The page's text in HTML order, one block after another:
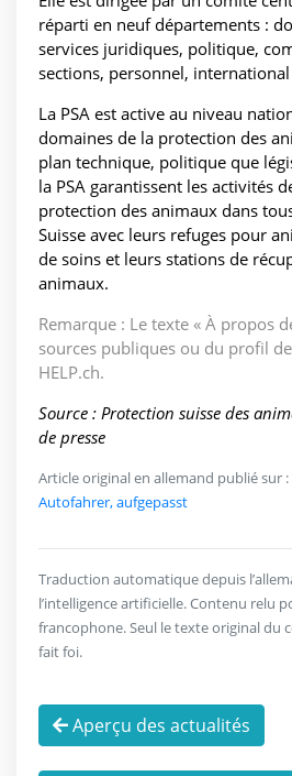
réparti en neuf départements :
services juridiques, politique,
sections, personnel, international
La PSA est active au niveau
domaines de la protection des
plan technique, politique que
la PSA garantissent les activités
protection des animaux dans
Suisse avec leurs refuges pour
de soins et leurs stations de
animaux.
Remarque : Le texte « À propos
sources publiques ou du profil
HELP.ch.
Source : Protection suisse des
de presse
Article original en allemand publié sur :
Autofahrer, aufgepasst
Traduction automatique depuis
l’intelligence artificielle. Contenu relu
francophone. Seul le texte original du
fait foi.
Aperçu des actualités